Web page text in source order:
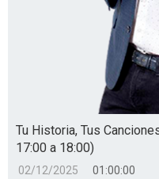
Tu Historia, Tus
17:00 a 18:00)
02/12/2025 01:00:00